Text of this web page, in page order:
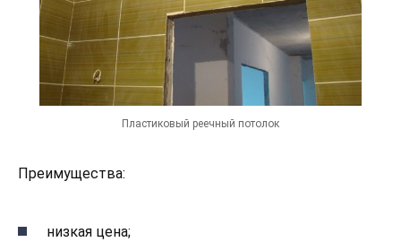
Пластиковый реечный потолок
Преимущества:
низкая цена;